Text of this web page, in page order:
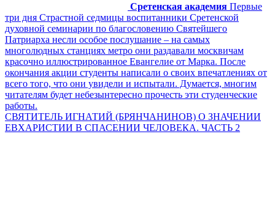
Сретенская академия Первые
три дня Страстной седмицы воспитанники Сретенской
духовной семинарии по благословению Святейшего
Патриарха несли особое послушание – на самых
многолюдных станциях метро они раздавали москвичам
красочно иллюстрированное Евангелие от Марка. После
окончания акции студенты написали о своих впечатлениях от
всего того, что они увидели и испытали. Думается, многим
читателям будет небезынтересно прочесть эти студенческие
работы.
СВЯТИТЕЛЬ ИГНАТИЙ (БРЯНЧАНИНОВ) О ЗНАЧЕНИИ
ЕВХАРИСТИИ В СПАСЕНИИ ЧЕЛОВЕКА. ЧАСТЬ 2